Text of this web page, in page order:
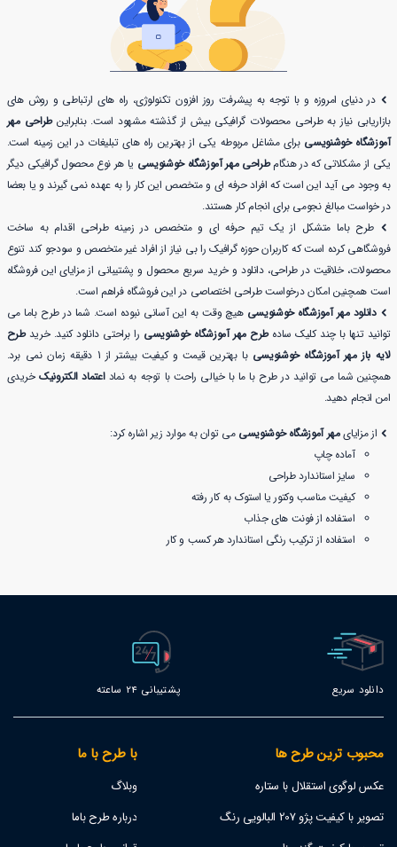
در دنیای امروزه و با توجه به پیشرفت روز افزون تکنولوژی، راه های ارتباطی و روش های
بازاریابی نیاز به طراحی محصولات گرافیکی بیش از گذشته مشهود است. بنابراینطراحی مهر
آموزشگاه خوشنویسی برای مشاغل مربوطه یکی از بهترین راه های تبلیغات در این زمینه است.
یکی از مشکلاتی که در هنگامطراحی مهر آموزشگاه خوشنویسی یا هر نوع محصول گرافیکی دیگر
به وجود می آید این است که افراد حرفه ای و متخصص این کار را به عهده نمی گیرند و یا بعضا
در خواست مبالغ نجومی برای انجام کار هستند.
طرح باما متشکل از یک تیم حرفه ای و متخصص در زمینه طراحی اقدام به ساخت
فروشگاهی کرده است که کاربران حوزه گرافیک را بی نیاز از افراد غیر متخصص و سودجو کند تنوع
محصولات، خلاقیت در طراحی، دانلود و خرید سریع محصول و پشتیبانی از مزایای این فروشگاه
است همچنین امکان درخواست طراحی اختصاصی در این فروشگاه فراهم است.
دانلود مهر آموزشگاه خوشنویسیهیچ وقت به این آسانی نبوده است. شما در طرح باما می
توانید تنها با چند کلیک سادهطرح مهر آموزشگاه خوشنویسی را براحتی دانلود کنید. خریدطرح
لایه باز مهر آموزشگاه خوشنویسی
با بهترین قیمت و کیفیت بیشتر از 1 دقیقه زمان نمی برد.
همچنین شما می توانید در طرح با ما با خیالی راحت با توجه به نماداعتماد الکترونیکخریدی
امن انجام دهید.
از مزایایمهر آموزشگاه خوشنویسی می توان به موارد زیر اشاره کرد:
آماده چاپ
سایز استاندارد طراحی
کیفیت مناسب وکتور یا استوک به کار رفته
استفاده از فونت های جذاب
استفاده از ترکیب رنگی استاندارد هر کسب و کار
دانلود سریع پشتیبانی 24 ساعته
محبوب ترین طرح ها
عکس لوگوی استقلال با ستاره
تصویر با کیفیت پژو 207 البالویی رنگ
با طرح با ما
وبلاگ
درباره طرح باما